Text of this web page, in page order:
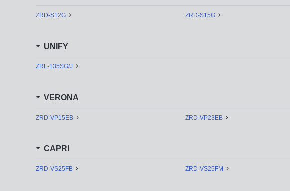
ZRD-S12G ZRD-S15G
UNIFY
ZRL-135SG/J
VERONA
ZRD-VP15EB ZRD-VP23EB
CAPRI
ZRD-VS25FB ZRD-VS25FM